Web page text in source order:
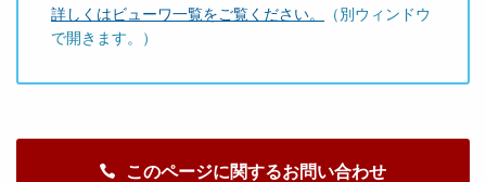
詳しくはビューワ一覧をご覧ください。
（別ウィンドウ
で開きます。）
このページに関するお問い合わせ